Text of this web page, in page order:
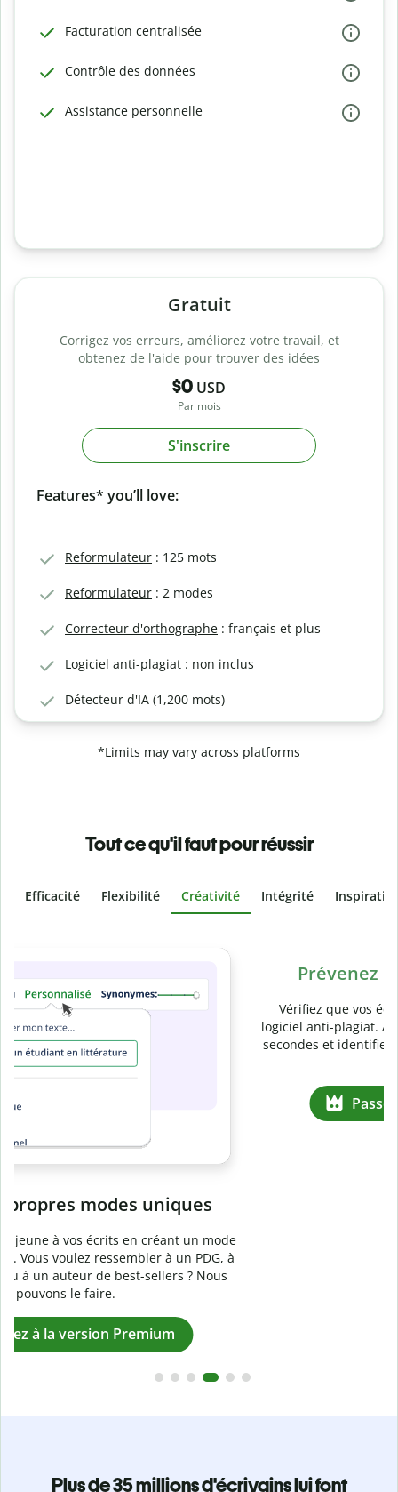
Facturation centralisée
Contrôle des données
Assistance personnelle
Gratuit
Corrigez vos erreurs, améliorez votre travail, et
obtenez de l'aide pour trouver des idées
$0 USD
Par mois
S'inscrire
Features* you’ll love:
Reformulateur : 125 mots
Reformulateur : 2 modes
Correcteur d'orthographe : français et plus
Logiciel anti-plagiat : non inclus
Détecteur d'IA (1,200 mots)
*Limits may vary across platforms
Tout ce qu'il faut pour réussir
Efficacité Flexibilité Créativité Intégrité
Prévenezle plagiat involontaire
Vérifiez que vos écrits sont 100 % les vôtres grâce au
logiciel anti-plagiat. Analysez votre document en quelques
secondes et identifiez les citations manquantes dans plus
Passez à la version Premium
Plus de 35 millions d'écrivains lui font